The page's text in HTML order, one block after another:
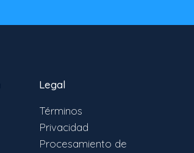
Legal
Términos
Privacidad
Procesamiento de